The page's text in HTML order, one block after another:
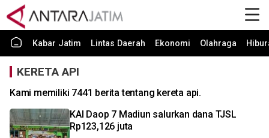
Kabar Jatim Lintas Daerah Ekonomi Olahraga
KERETA API
Kami memiliki 7441 berita tentang kereta api.
KAI Daop 7 Madiun salurkan dana TJSL
Rp123,126 juta